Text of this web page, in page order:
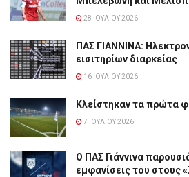
28 ΙΟΥΛΊΟΥ 2026
ΠΑΣ ΓΙΑΝΝΙΝΑ:
εισιτηρίων διαρκείας
16 ΙΟΥΛΊΟΥ 2026
Κλείστηκαν τα πρώτα
7 ΙΟΥΛΊΟΥ 2026
Ο ΠΑΣ Γιάννινα
εμφανίσεις του στους